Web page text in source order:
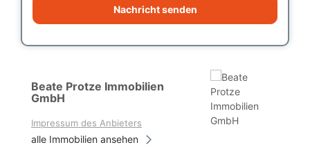
Nachricht senden
Beate Protze Immobilien
GmbH
Impressum des Anbieters
alle Immobilien ansehen